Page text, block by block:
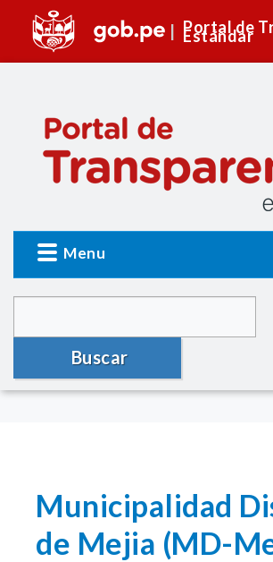
Portal de
Estándar
Menu
Buscar
Municipalidad
de Mejia (MD-